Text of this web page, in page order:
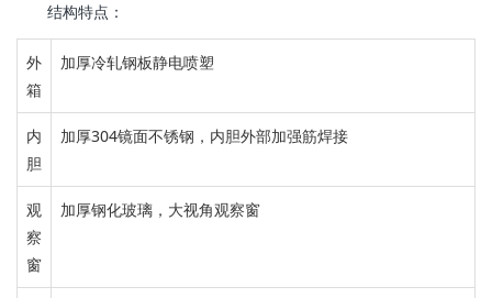
结构特点：
外
箱
加厚冷轧钢板静电喷塑
内
胆
加厚304镜面不锈钢， 内胆外部加强筋焊接
观
察
窗
加厚钢化玻璃， 大视角观察窗